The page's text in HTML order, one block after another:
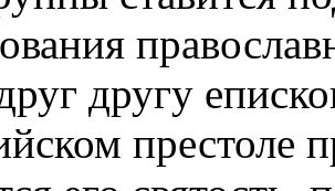
другу
престоле